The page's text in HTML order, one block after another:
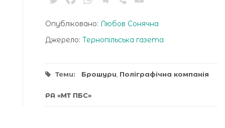
Опубліковано: Любов Сонячна
Джерело: Тернопільська газета
Теми: Брошури Поліграфічна компанія
РА «МТ ПБС»